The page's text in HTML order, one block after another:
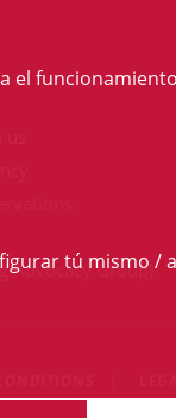
Advocacy Group)
el
tú mismo /